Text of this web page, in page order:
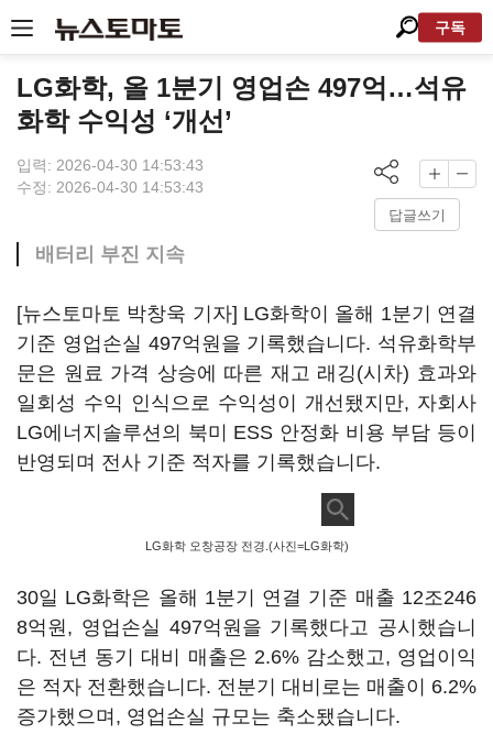
구독
LG화학, 올 1분기 영업손 497억…석유
화학 수익성 ‘개선’
입력: 2026-04-30 14:53:43
수정: 2026-04-30 14:53:43
답글쓰기
배터리 부진 지속
[뉴스토마토 박창욱 기자] LG화학이 올해 1분기 연결
기준 영업손실 497억원을 기록했습니다. 석유화학부
문은 원료 가격 상승에 따른 재고 래깅(시차) 효과와
일회성 수익 인식으로 수익성이 개선됐지만, 자회사
LG에너지솔루션의 북미 ESS 안정화 비용 부담 등이
반영되며 전사 기준 적자를 기록했습니다.
LG화학 오창공장 전경.(사진=LG화학)
30일 LG화학은 올해 1분기 연결 기준 매출 12조246
8억원, 영업손실 497억원을 기록했다고 공시했습니
다. 전년 동기 대비 매출은 2.6% 감소했고, 영업이익
은 적자 전환했습니다. 전분기 대비로는 매출이 6.2%
증가했으며, 영업손실 규모는 축소됐습니다.